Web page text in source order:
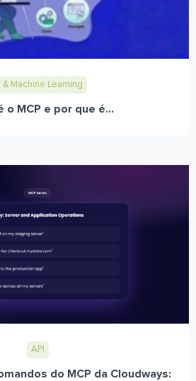
& Machine Learning
o MCP e por que é...
API
do MCP da Cloudways: